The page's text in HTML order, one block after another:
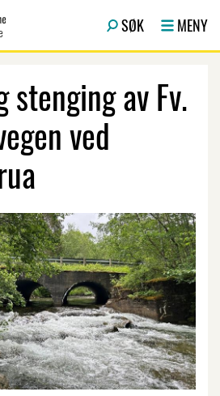
SØK MENY
av Fv.
ved